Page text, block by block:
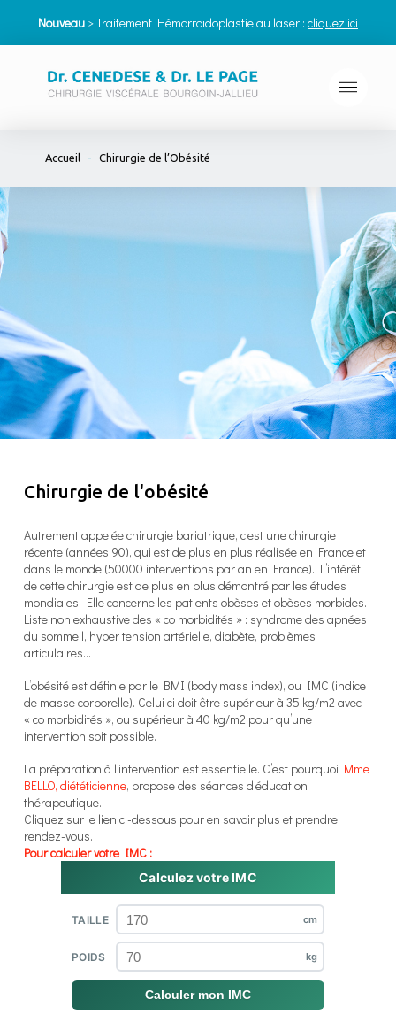
Nouveau > Traitement Hémorroïdoplastie au laser : cliquez ici
Accueil - Chirurgie de l’Obésité
Chirurgie de l'obésité
Autrement appelée chirurgie bariatrique, c’est une chirurgie
récente (années 90), qui est de plus en plus réalisée en France et
dans le monde (50000 interventions par an en France). L’intérêt
de cette chirurgie est de plus en plus démontré par les études
mondiales. Elle concerne les patients obèses et obèses morbides.
Liste non exhaustive des « co morbidités » : syndrome des apnées
du sommeil, hyper tension artérielle, diabète, problèmes
articulaires…
L’obésité est définie par le BMI (body mass index), ou IMC (indice
de masse corporelle). Celui ci doit être supérieur à 35 kg/m2 avec
« co morbidités », ou supérieur à 40 kg/m2 pour qu’une
intervention soit possible.
La préparation à l’intervention est essentielle. C’est pourquoi Mme
BELLO, diététicienne, propose des séances d’éducation
thérapeutique.
Cliquez sur le lien ci-dessous pour en savoir plus et prendre
rendez-vous.
Pour calculer votre IMC :